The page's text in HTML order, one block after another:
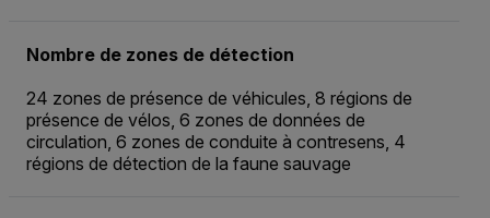
Nombre de zones de détection
24 zones de présence de véhicules, 8 régions de
présence de vélos, 6 zones de données de
circulation, 6 zones de conduite à contresens, 4
régions de détection de la faune sauvage